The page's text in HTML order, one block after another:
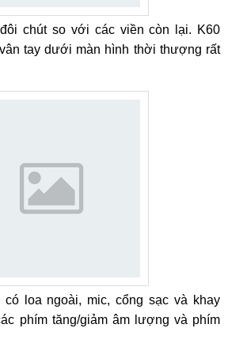
chút so với các viền còn lại. K60
tay dưới màn hình thời thượng rất
loa ngoài, mic, cổng sạc và khay
phím tăng/giảm âm lượng và phím